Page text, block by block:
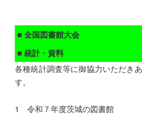
■ 全国図書館大会
■ 統計・資料
各種統計調査等に御協力いただき
す。
1 令和７年度茨城の図書館